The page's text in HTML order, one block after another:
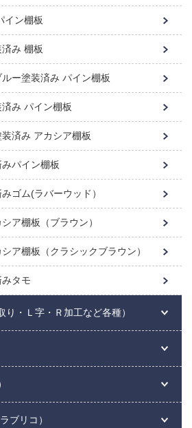
イン棚板
み 棚板
ー塗装済み パイン棚板
み パイン棚板
済み アカシア棚板
パイン棚板
ゴム(ラバーウッド）
ア棚板（ブラウン）
ア棚板（クラシックブラウン）
タモ
り・Ｌ字・Ｒ加工など各種）
ブリコ）